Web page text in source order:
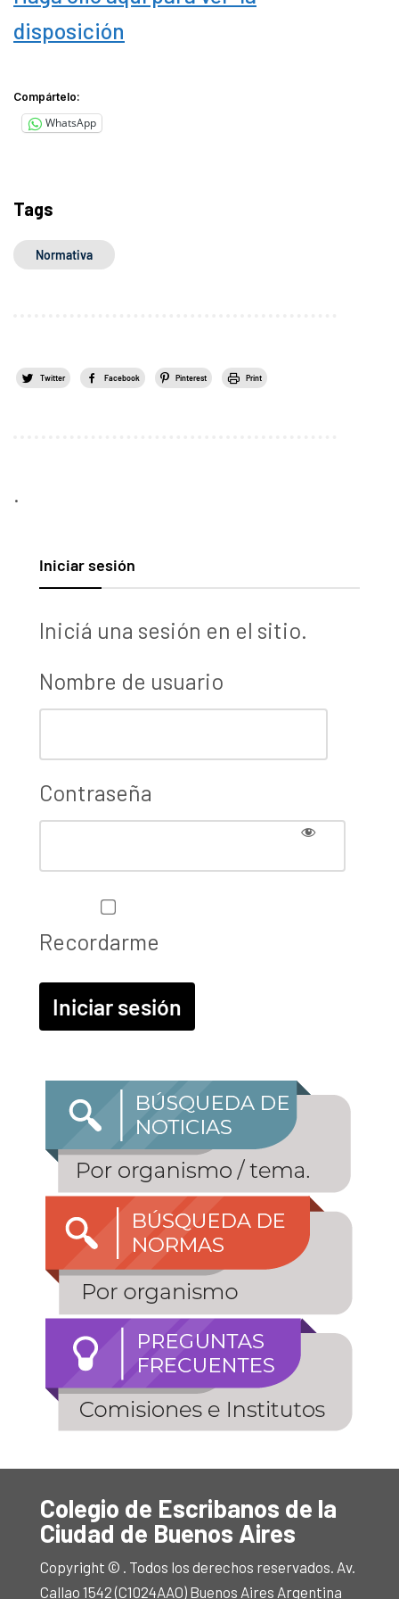
disposición
Compártelo:
WhatsApp
Tags
Normativa
Twitter Facebook Pinterest Print
.
Iniciar sesión
Iniciá una sesión en el sitio.
Nombre de usuario
Contraseña
Recordarme
Colegio de Escribanos de la
Ciudad de Buenos Aires
Copyright © . Todos los derechos reservados. Av.
Callao 1542 (C1024AAO) Buenos Aires Argentina